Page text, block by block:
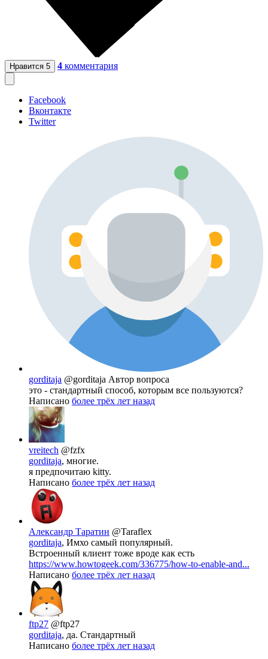
Нравится 5 4 комментария
Facebook
Вконтакте
Twitter
gorditaja @gorditaja Автор вопроса
это - стандартный способ, которым все пользуются?
Написано более трёх лет назад
vreitech @fzfx
gorditaja, многие.
я предпочитаю kitty.
Написано более трёх лет назад
Александр Таратин @Taraflex
gorditaja, Имхо самый популярный.
Встроенный клиент тоже вроде как есть
https://www.howtogeek.com/336775/how-to-enable-and...
Написано более трёх лет назад
ftp27 @ftp27
gorditaja, да. Стандартный
Написано более трёх лет назад